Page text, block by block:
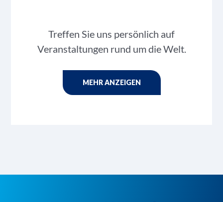
Treffen Sie uns persönlich auf
Veranstaltungen rund um die Welt.
MEHR ANZEIGEN